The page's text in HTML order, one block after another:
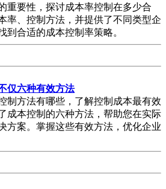
重要性，探讨成本率控制在多少合
率、控制方法，并提供了不同类型企
到合适的成本控制率策略。
仅六种有效方法
制方法有哪些，了解控制成本最有效
成本控制的六种方法，帮助您在实际
方案。掌握这些有效方法，优化企业